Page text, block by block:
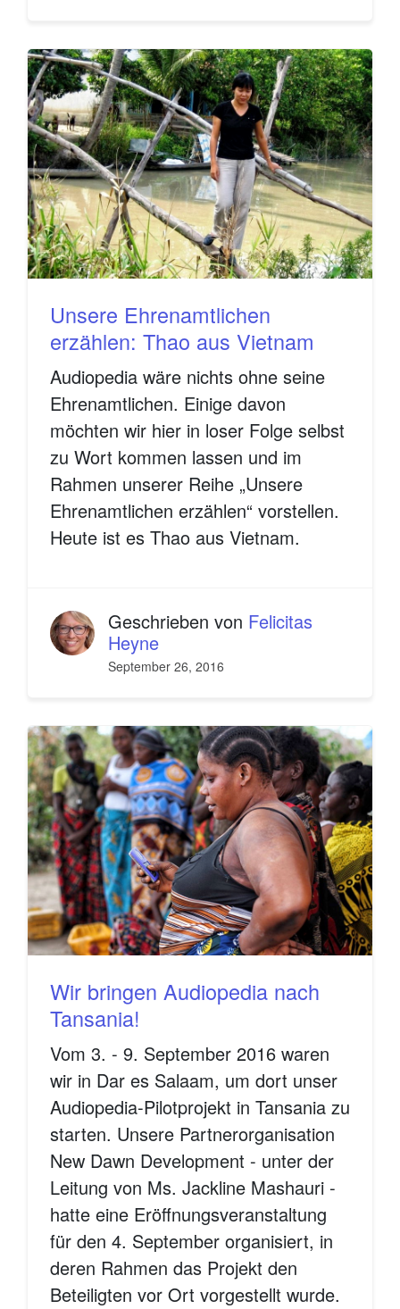
Unsere Ehrenamtlichen
erzählen: Thao aus Vietnam
Audiopedia wäre nichts ohne seine
Ehrenamtlichen. Einige davon
möchten wir hier in loser Folge selbst
zu Wort kommen lassen und im
Rahmen unserer Reihe „Unsere
Ehrenamtlichen erzählen“ vorstellen.
Heute ist es Thao aus Vietnam.
Geschrieben von Felicitas
Heyne
September 26, 2016
Wir bringen Audiopedia nach
Tansania!
Vom 3. - 9. September 2016 waren
wir in Dar es Salaam, um dort unser
Audiopedia-Pilotprojekt in Tansania zu
starten. Unsere Partnerorganisation
New Dawn Development - unter der
Leitung von Ms. Jackline Mashauri -
hatte eine Eröffnungsveranstaltung
für den 4. September organisiert, in
deren Rahmen das Projekt den
Beteiligten vor Ort vorgestellt wurde.